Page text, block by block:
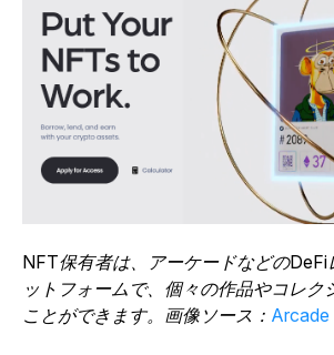
NFT保有者は、アーケードなどのDeFi
ットフォームで、個々の作品やコレク
ことができます。画像ソース： Arcade